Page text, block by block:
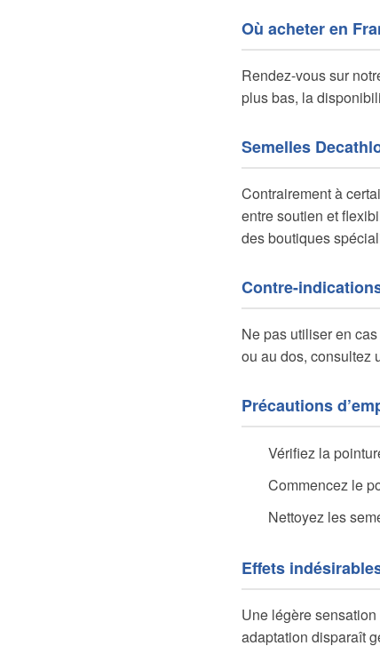
Où acheter en
Rendez-vous sur
plus bas, la
Semelles
Contrairement à
entre soutien et
des boutiques
Contre-
Ne pas utiliser en
ou au dos, consultez
Précautions
Vérifiez la
Commencez le
Nettoyez les
Effets
Une légère
adaptation disparaît